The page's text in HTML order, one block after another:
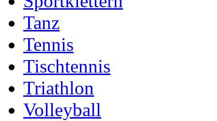
Tanz
Tennis
Tischtennis
Triathlon
Volleyball